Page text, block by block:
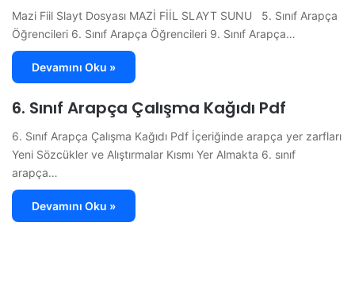
Mazi Fiil Slayt Dosyası MAZİ FİİL SLAYT SUNU 5. Sınıf Arapça
Öğrencileri 6. Sınıf Arapça Öğrencileri 9. Sınıf Arapça…
Devamını Oku »
6. Sınıf Arapça Çalışma Kağıdı Pdf
6. Sınıf Arapça Çalışma Kağıdı Pdf İçeriğinde arapça yer zarfları
Yeni Sözcükler ve Alıştırmalar Kısmı Yer Almakta 6. sınıf
arapça…
Devamını Oku »